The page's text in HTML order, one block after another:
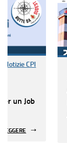
Notizie CPI
un Job